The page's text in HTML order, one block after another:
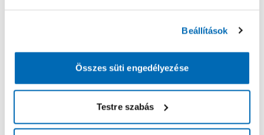
Beállítások
Összes süti engedélyezése
Testre szabás